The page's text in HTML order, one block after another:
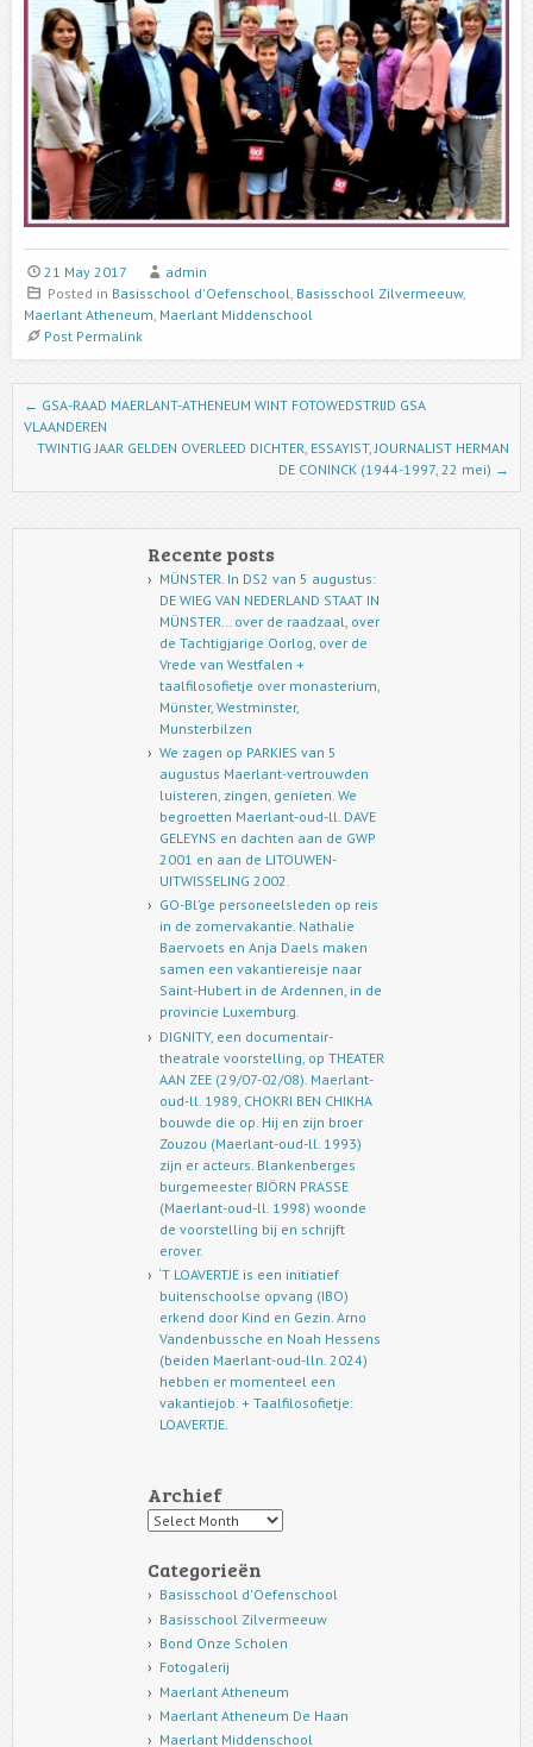
21 May 2017
admin
Posted in Basisschool d'Oefenschool Basisschool Zilvermeeuw,
Maerlant Atheneum Maerlant Middenschool
Post Permalink
Post navigation
← GSA-RAAD MAERLANT-ATHENEUM WINT FOTOWEDSTRIJD GSA
VLAANDEREN
TWINTIG JAAR GELDEN OVERLEED DICHTER, ESSAYIST, JOURNALIST HERMAN
DE CONINCK (1944-1997, 22 mei) →
Recente posts
MÜNSTER. In DS2 van 5 augustus:
DE WIEG VAN NEDERLAND STAAT IN
MÜNSTER… over de raadzaal, over
de Tachtigjarige Oorlog, over de
Vrede van Westfalen +
taalfilosofietje over monasterium,
Münster, Westminster,
Munsterbilzen
We zagen op PARKIES van 5
augustus Maerlant-vertrouwden
luisteren, zingen, genieten. We
begroetten Maerlant-oud-ll. DAVE
GELEYNS en dachten aan de GWP
2001 en aan de LITOUWEN-
UITWISSELING 2002.
GO-Bl’ge personeelsleden op reis
in de zomervakantie. Nathalie
Baervoets en Anja Daels maken
samen een vakantiereisje naar
Saint-Hubert in de Ardennen, in de
provincie Luxemburg.
DIGNITY, een documentair-
theatrale voorstelling, op THEATER
AAN ZEE (29/07-02/08). Maerlant-
oud-ll. 1989, CHOKRI BEN CHIKHA
bouwde die op. Hij en zijn broer
Zouzou (Maerlant-oud-ll. 1993)
zijn er acteurs. Blankenberges
burgemeester BJÖRN PRASSE
(Maerlant-oud-ll. 1998) woonde
de voorstelling bij en schrijft
erover.
‘T LOAVERTJE is een initiatief
buitenschoolse opvang (IBO)
erkend door Kind en Gezin. Arno
Vandenbussche en Noah Hessens
(beiden Maerlant-oud-lln. 2024)
hebben er momenteel een
vakantiejob. + Taalfilosofietje:
LOAVERTJE.
Archief
Archief
Categorieën
Basisschool d'Oefenschool
Basisschool Zilvermeeuw
Bond Onze Scholen
Fotogalerij
Maerlant Atheneum
Maerlant Atheneum De Haan
Maerlant Middenschool